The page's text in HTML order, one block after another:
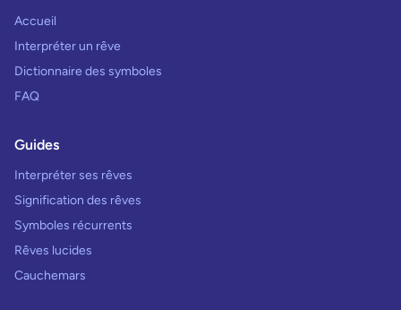
Accueil
Interpréter un rêve
Dictionnaire des symboles
FAQ
Guides
Interpréter ses rêves
Signification des rêves
Symboles récurrents
Rêves lucides
Cauchemars